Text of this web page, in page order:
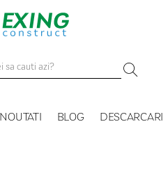
NOUTATI BLOG DESCARCARI